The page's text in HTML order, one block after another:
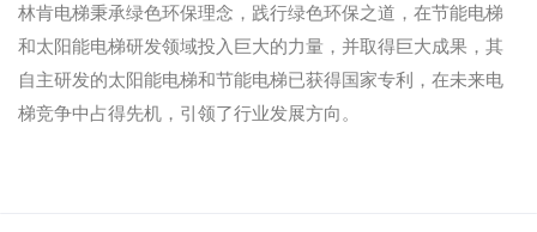
林肯电梯秉承绿色环保理念，践行绿色环保之道，在节能电梯
和太阳能电梯研发领域投入巨大的力量，并取得巨大成果，其
自主研发的太阳能电梯和节能电梯已获得国家专利，在未来电
梯竞争中占得先机，引领了行业发展方向。